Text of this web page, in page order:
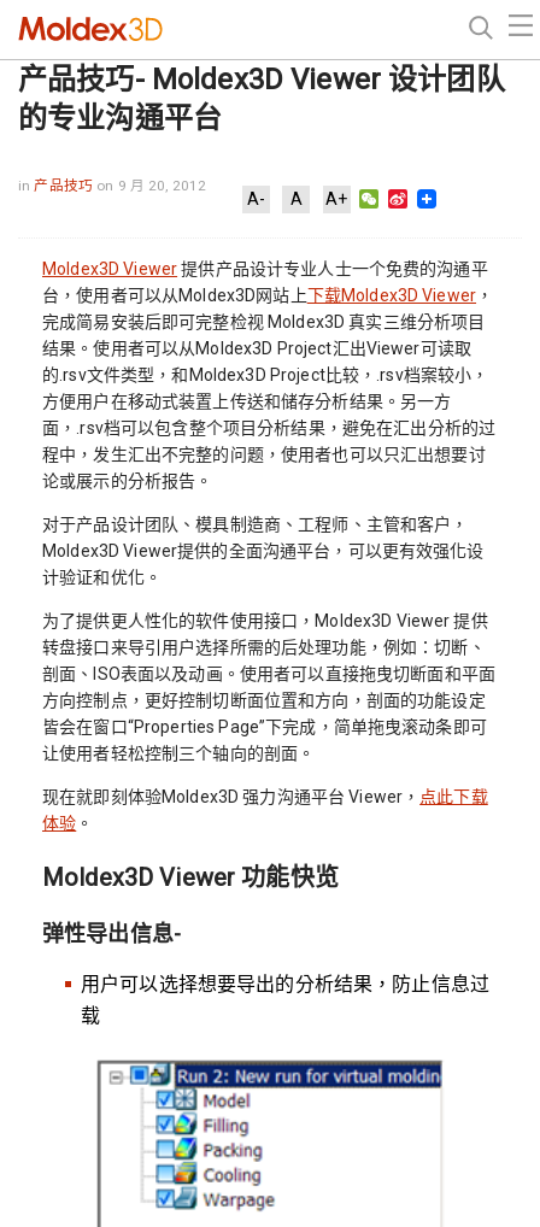
产品技巧- Moldex3D Viewer 设计团队
的专业沟通平台
in产品技巧 on 9 月 20, 2012
A- A A+ WeChat
Sina
Moldex3D Viewer提供产品设计专业人士一个免费的沟通平
台，使用者可以从Moldex3D网站上下载Moldex3D Viewer ，
完成简易安装后即可完整检视 Moldex3D 真实三维分析项目
结果。使用者可以从Moldex3D Project汇出Viewer可读取
的.rsv文件类型，和Moldex3D Project比较，.rsv档案较小，
方便用户在移动式装置上传送和储存分析结果。另一方
面，.rsv档可以包含整个项目分析结果，避免在汇出分析的过
程中，发生汇出不完整的问题，使用者也可以只汇出想要讨
论或展示的分析报告。
对于产品设计团队、模具制造商、工程师、主管和客户，
Moldex3D Viewer提供的全面沟通平台，可以更有效强化设
计验证和优化。
为了提供更人性化的软件使用接口，Moldex3D Viewer 提供
转盘接口来导引用户选择所需的后处理功能，例如：切断、
剖面、ISO表面以及动画。使用者可以直接拖曳切断面和平面
方向控制点，更好控制切断面位置和方向，剖面的功能设定
皆会在窗口“Properties Page”下完成，简单拖曳滚动条即可
让使用者轻松控制三个轴向的剖面。
现在就即刻体验Moldex3D 强力沟通平台 Viewer， 点此下载
体验 。
Moldex3D Viewer 功能快览
弹性导出信息-
用户可以选择想要导出的分析结果，防止信息过
载